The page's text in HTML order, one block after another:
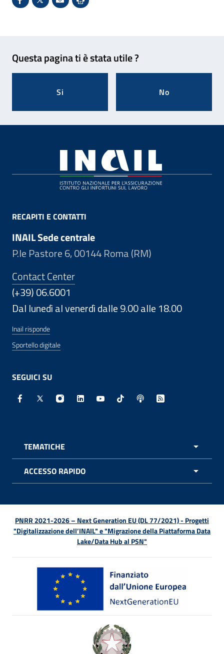
Condividi su Facebook - Sito esterno - Apertura in
X - Sito esterno - Apertura in nuova finestra
Invio Mail: apre il programma di posta
Stampa pagina: scelta meno
Questa pagina ti è stata utile ?
Si No
RECAPITI E CONTATTI
INAIL Sede centrale
P.le Pastore 6, 00144 Roma (RM)
Contact Center
(+39) 06.6001
Dal lunedì al venerdì dalle 9.00 alle 18.00
Inail risponde
Sportello digitale
SEGUICI SU
Facebook - Sito esterno - Apertura in nuova finestra
X - Sito esterno - Apertura in nuova finestra
Instagram - Sito esterno - Apertura in
Linkedin - Sito esterno - Apertura in
Youtube - Sito esterno -
TikTok - Sito esterno -
Spreaker - Sito
Feed RSS -
TEMATICHE
ACCESSO RAPIDO
PNRR 2021-2026 – Next Generation EU (DL 77/2021) - Progetti
"Digitalizzazione dell’INAIL" e "Migrazione della Piattaforma Data
Lake/Data Hub al PSN"